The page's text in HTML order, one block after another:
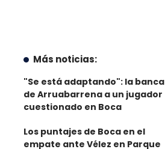
Más noticias:
"Se está adaptando": la banca
de Arruabarrena a un jugador
cuestionado en Boca
Los puntajes de Boca en el
empate ante Vélez en Parque